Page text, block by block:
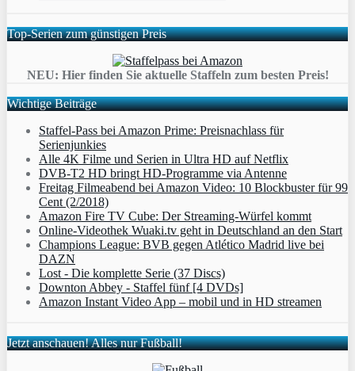
Top-Serien zum günstigen Preis
NEU: Hier finden Sie aktuelle Staffeln zum besten Preis!
Wichtige Beiträge
Staffel-Pass bei Amazon Prime: Preisnachlass für
Serienjunkies
Alle 4K Filme und Serien in Ultra HD auf Netflix
DVB-T2 HD bringt HD-Programme via Antenne
Freitag Filmeabend bei Amazon Video: 10 Blockbuster für 99
Cent (2/2018)
Amazon Fire TV Cube: Der Streaming-Würfel kommt
Online-Videothek Wuaki.tv geht in Deutschland an den Start
Champions League: BVB gegen Atlético Madrid live bei
DAZN
Lost - Die komplette Serie (37 Discs)
Downton Abbey - Staffel fünf [4 DVDs]
Amazon Instant Video App – mobil und in HD streamen
Jetzt anschauen! Alles nur Fußball!